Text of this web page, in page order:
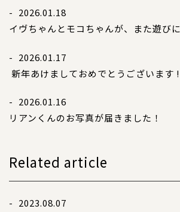
- 2026.01.18
イヴちゃんとモコちゃんが、また遊び
- 2026.01.17
新年あけましておめでとうございます !
- 2026.01.16
リアンくんのお写真が届きました！
Related article
- 2023.08.07